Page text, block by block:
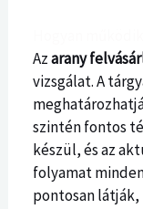
Azarany
vizsgálat. A
szintén fontos
készül, és az
folyamat
pontosan